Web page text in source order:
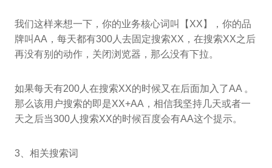
我们这样来想一下，你的业务核心词叫【XX】，你的品
牌叫AA，每天都有300人去固定搜索XX，在搜索XX之后
再没有别的动作，关闭浏览器，那么没有下拉。
如果每天有200人在搜索XX的时候又在后面加入了AA 。
那么该用户搜索的即是XX+AA，相信我坚持几天或者一
天之后当300人搜索XX的时候百度会有AA这个提示。
3、相关搜索词